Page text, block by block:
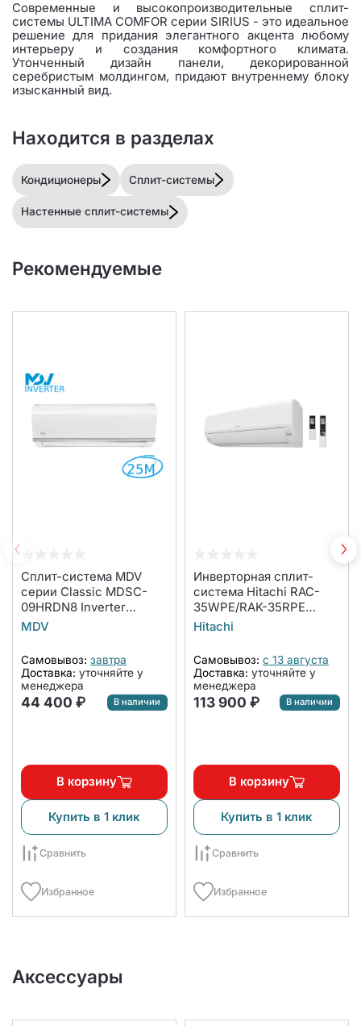
Современные и высокопроизводительные сплит-
системы ULTIMA COMFOR серии SIRIUS - это идеальное
решение для придания элегантного акцента любому
интерьеру и создания комфортного климата.
Утонченный дизайн панели, декорированной
серебристым молдингом, придают внутреннему блоку
изысканный вид.
Находится в разделах
Кондиционеры Сплит-системы
Настенные сплит-системы
Рекомендуемые
Cплит-система MDV
серии Classic MDSC-
09HRDN8 Inverter
комплект
MDV
Самовывоз: завтра
Доставка: уточняйте у
менеджера
44 400 ₽ В наличии
В корзину
Купить в 1 клик
Сравнить
Избранное
Инверторная сплит-
система Hitachi RAC-
35WPE/RAK-35RPE
серия SENDO
Hitachi
Самовывоз: с 13 августа
Доставка: уточняйте у
менеджера
113 900 ₽ В наличии
В корзину
Купить в 1 клик
Сравнить
Избранное
Аксессуары